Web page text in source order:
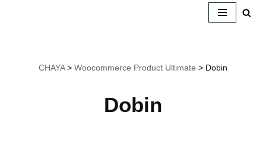
CHAYA> Woocommerce Product Ultimate > Dobin
Dobin